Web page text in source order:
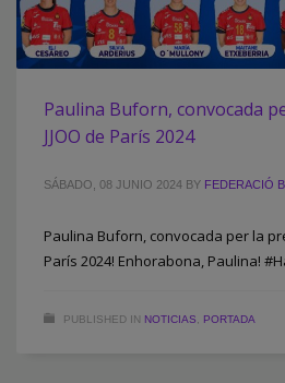
Paulina Buforn, convocada
JJOO de París 2024
SÁBADO, 08 JUNIO 2024 BY FEDERACIÓ
Paulina Buforn, convocada per la
París 2024! Enhorabona, Paulina!
PUBLISHED IN NOTICIAS PORTADA